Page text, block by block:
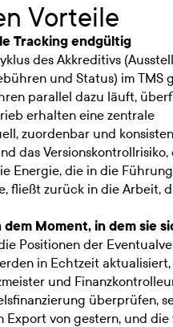
Vorteile
Tracking endgültig
des Akkreditivs
und Status) im TMS
parallel dazu läuft,
erhalten eine zentrale
zuordenbar und
das
Energie, die in die
fließt zurück in die Arbeit,
Moment, in dem sie
Positionen der
in Echtzeit aktualisiert,
und
überprüfen,
von gestern, und die